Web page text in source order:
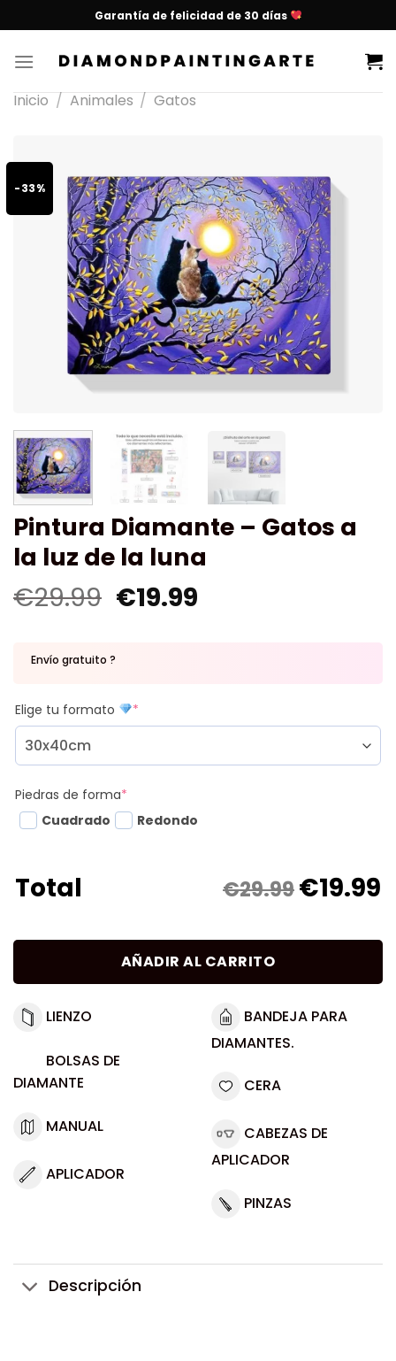
Garantía de felicidad de 30 días
Inicio / Animales / Gatos
-33%
Pintura Diamante – Gatos a
la luz de la luna
€29.99 €19.99
Envío gratuito ?
Elige tu formato *
Piedras de forma*
Cuadrado
Redondo
Total €29.99€19.99
AÑADIR AL CARRITO
LIENZO
BOLSAS DE
DIAMANTE
MANUAL
APLICADOR
BANDEJA PARA
DIAMANTES.
CERA
CABEZAS DE
APLICADOR
PINZAS
Descripción